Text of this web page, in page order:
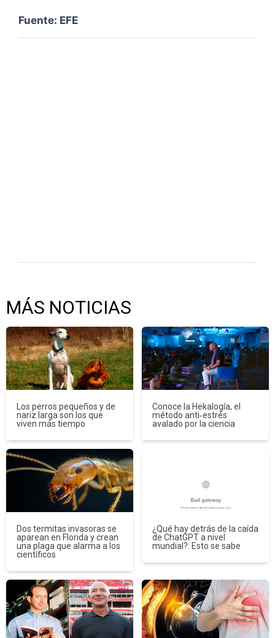
Fuente: EFE
MÁS NOTICIAS
Los perros pequeños y de
nariz larga son los que
viven más tiempo
Conoce la Hekalogía, el
método anti‑estrés
avalado por la ciencia
Dos termitas invasoras se
aparean en Florida y crean
una plaga que alarma a los
científicos
¿Qué hay detrás de la caída
de ChatGPT a nivel
mundial?: Esto se sabe